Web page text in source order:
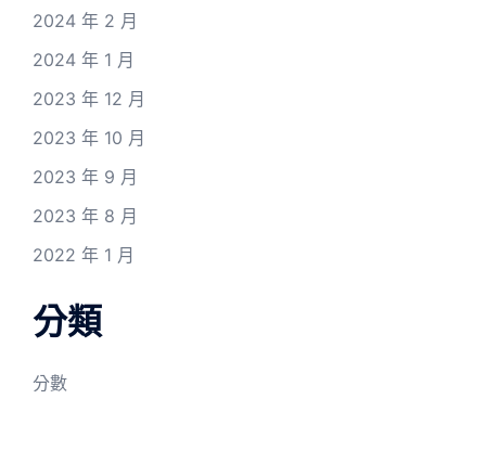
2024 年 2 月
2024 年 1 月
2023 年 12 月
2023 年 10 月
2023 年 9 月
2023 年 8 月
2022 年 1 月
分類
分數